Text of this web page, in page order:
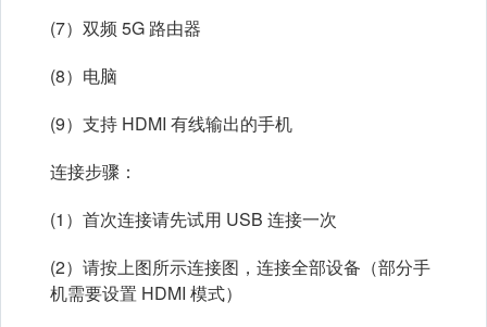
(7）双频 5G 路由器
(8）电脑
(9）支持 HDMI 有线输出的手机
连接步骤：
(1）首次连接请先试用 USB 连接一次
(2）请按上图所示连接图，连接全部设备（部分手
机需要设置 HDMI 模式）